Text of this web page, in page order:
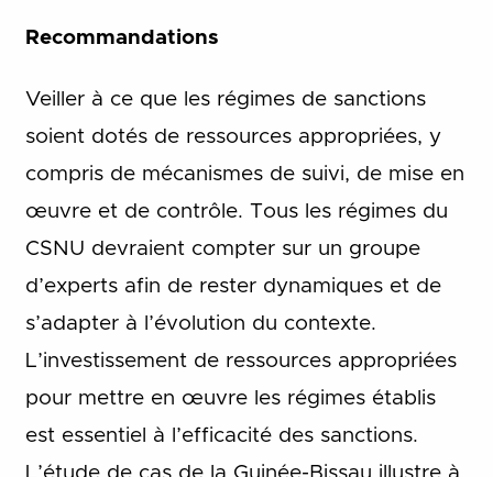
Recommandations
Veiller à ce que les régimes de sanctions
soient dotés de ressources appropriées, y
compris de mécanismes de suivi, de mise en
œuvre et de contrôle. Tous les régimes du
CSNU devraient compter sur un groupe
d’experts afin de rester dynamiques et de
s’adapter à l’évolution du contexte.
L’investissement de ressources appropriées
pour mettre en œuvre les régimes établis
est essentiel à l’efficacité des sanctions.